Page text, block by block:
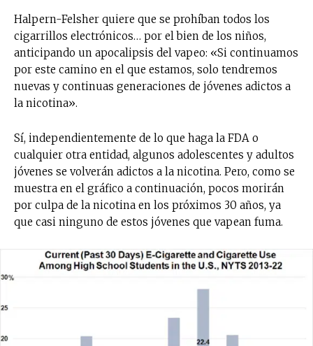
Halpern-Felsher quiere que se prohíban todos los
cigarrillos electrónicos… por el bien de los niños,
anticipando un apocalipsis del vapeo: «Si continuamos
por este camino en el que estamos, solo tendremos
nuevas y continuas generaciones de jóvenes adictos a
la nicotina».
Sí, independientemente de lo que haga la FDA o
cualquier otra entidad, algunos adolescentes y adultos
jóvenes se volverán adictos a la nicotina. Pero, como se
muestra en el gráfico a continuación, pocos morirán
por culpa de la nicotina en los próximos 30 años, ya
que casi ninguno de estos jóvenes que vapean fuma.